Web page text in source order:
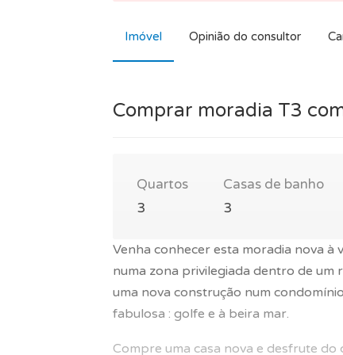
Imóvel Opinião do consultor
Comprar moradia T3
Quartos
3
Casas de banho
3
Venha conhecer esta moradia nova à
numa zona privilegiada dentro de
uma nova construção num
fabulosa : golfe e à beira mar.
Compre uma casa nova e desfrute